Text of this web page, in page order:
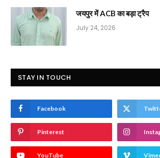
जयपुर में ACB का बड़ा ट्रैप
July 24, 2026
STAY IN TOUCH
Facebook
Pinterest
YouTube